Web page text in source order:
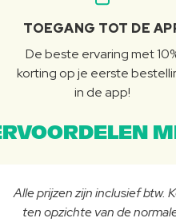
TOEGANG TOT DE
De beste ervaring met
korting op je eerste
in de app!
Alle prijzen zijn inclusief btw.
ten opzichte van de